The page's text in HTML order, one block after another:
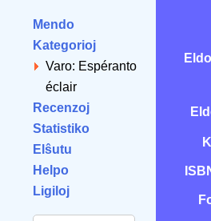
Mendo
Kategorioj
Varo: Espéranto
éclair
Recenzoj
Statistiko
Elŝutu
Helpo
Ligiloj